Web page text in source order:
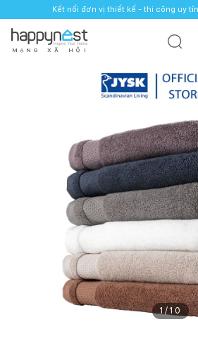
Kết nối đơn vị thiết kế - thi công uy
M Ạ N G X Ã H Ộ I
1/ 10